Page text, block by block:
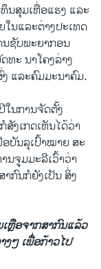
ນສຸມເຫື່ອແຮງ ແລະ
ນແລະຕ່າງປະເທດ
ນຊັບພະຍາກອນ
ະ ນາໂຄງລ່າງ
ແລະຄົມມະນາຄົມ.
ໃນການຈັດຕັ້ງ
ງເກດ​ເຫັນ​ໄດ້​ວ່າ
ບັນລຸເປົ້າໝາຍ ສະ
ຈູມມະລີເວົ້າວ່າ
ກົນກໍຍັງເປັນ ສິ່ງ
ຫຼືອຈາກສາກົນແລ້ວ
ງໆ ເພື່ອກ້າວໄປ